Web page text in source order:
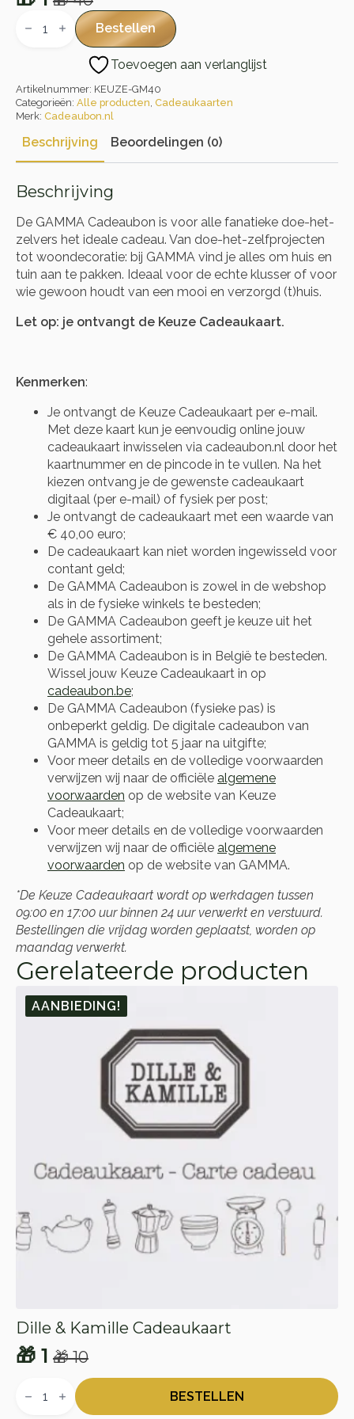
Oorspronkelijke
prijs
🎁 40.
Huidige
prijs
🎁 1.
Cadeaubon
Bestellen
Toevoegen aan verlanglijst
Artikelnummer: KEUZE-GM40
Categorieën: Alle producten Cadeaukaarten
Merk: Cadeaubon.nl
Beschrijving Beoordelingen (0)
Beschrijving
De GAMMA Cadeaubon is voor alle fanatieke doe-het-
zelvers het ideale cadeau. Van doe-het-zelfprojecten
tot woondecoratie: bij GAMMA vind je alles om huis en
tuin aan te pakken. Ideaal voor de echte klusser of voor
wie gewoon houdt van een mooi en verzorgd (t)huis.
Let op: je ontvangt de Keuze Cadeaukaart.
Kenmerken:
Je ontvangt de Keuze Cadeaukaart per e-mail.
Met deze kaart kun je eenvoudig online jouw
cadeaukaart inwisselen via cadeaubon.nl door het
kaartnummer en de pincode in te vullen. Na het
kiezen ontvang je de gewenste cadeaukaart
digitaal (per e-mail) of fysiek per post;
Je ontvangt de cadeaukaart met een waarde van
€ 40,00 euro;
De cadeaukaart kan niet worden ingewisseld voor
contant geld;
De GAMMA Cadeaubon is zowel in de webshop
als in de fysieke winkels te besteden;
De GAMMA Cadeaubon geeft je keuze uit het
gehele assortiment;
De GAMMA Cadeaubon is in België te besteden.
Wissel jouw Keuze Cadeaukaart in op
cadeaubon.be;
De GAMMA Cadeaubon (fysieke pas) is
onbeperkt geldig. De digitale cadeaubon van
GAMMA is geldig tot 5 jaar na uitgifte;
Voor meer details en de volledige voorwaarden
verwijzen wij naar de officiële algemene
voorwaarden op de website van Keuze
Cadeaukaart;
Voor meer details en de volledige voorwaarden
verwijzen wij naar de officiële algemene
voorwaarden op de website van GAMMA.
*De Keuze Cadeaukaart wordt op werkdagen tussen
09:00 en 17:00 uur binnen 24 uur verwerkt en verstuurd.
Bestellingen die vrijdag worden geplaatst, worden op
maandag verwerkt.
Gerelateerde producten
AANBIEDING!
Dille & Kamille Cadeaukaart
🎁10
Oorspronkelijke
prijs
🎁 1
Huidige
prijs
BESTELLEN